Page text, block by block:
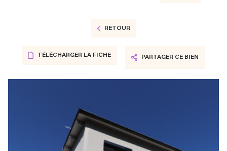
RETOUR
TÉLÉCHARGER LA FICHE PARTAGER CE BIEN